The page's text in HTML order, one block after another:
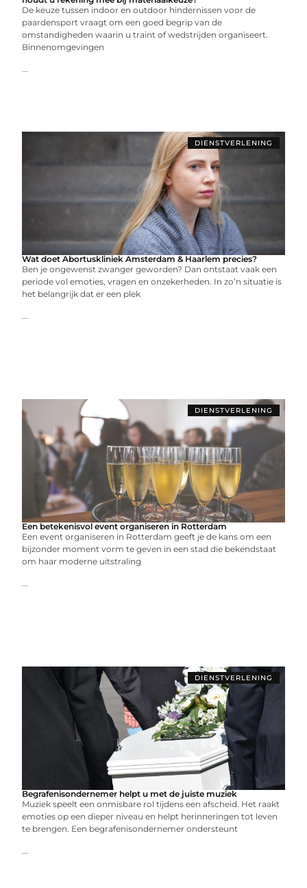
De keuze tussen indoor en outdoor hindernissen voor de
paardensport vraagt om een goed begrip van de
omstandigheden waarin u traint of wedstrijden organiseert.
Binnenomgevingen
...
DIENSTVERLENING
Wat doet Abortuskliniek Amsterdam & Haarlem precies?
Ben je ongewenst zwanger geworden? Dan ontstaat vaak een
periode vol emoties, vragen en onzekerheden. In zo’n situatie is
het belangrijk dat er een plek
...
DIENSTVERLENING
Een betekenisvol event organiseren in Rotterdam
Een event organiseren in Rotterdam geeft je de kans om een
bijzonder moment vorm te geven in een stad die bekendstaat
om haar moderne uitstraling
...
DIENSTVERLENING
Begrafenisondernemer helpt u met de juiste muziek
Muziek speelt een onmisbare rol tijdens een afscheid. Het raakt
emoties op een dieper niveau en helpt herinneringen tot leven
te brengen. Een begrafenisondernemer ondersteunt
...